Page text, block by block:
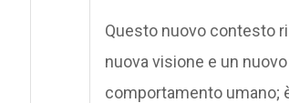
Questo nuovo contesto
nuova visione e un
comportamento umano;